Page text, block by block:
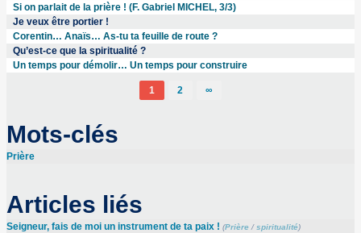
Si on parlait de la prière ! (F. Gabriel MICHEL, 3/3)
Je veux être portier !
Corentin… Anaïs… As-tu ta feuille de route ?
Qu’est-ce que la spiritualité ?
Un temps pour démolir… Un temps pour construire
1 2 ∞
Mots-clés
Prière
Articles liés
Seigneur, fais de moi un instrument de ta paix ! (Prière/ spiritualité)